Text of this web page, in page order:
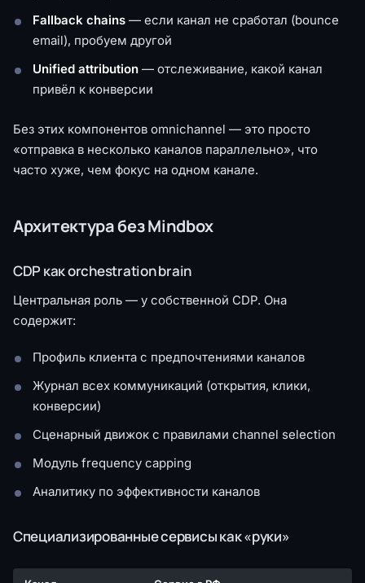
Fallback chains — если канал не сработал (bounce
email), пробуем другой
Unified attribution — отслеживание, какой канал
привёл к конверсии
Без этих компонентов omnichannel — это просто
«отправка в несколько каналов параллельно», что
часто хуже, чем фокус на одном канале.
Архитектура без Mindbox
CDP как orchestration brain
Центральная роль — у собственной CDP. Она
содержит:
Профиль клиента с предпочтениями каналов
Журнал всех коммуникаций (открытия, клики,
конверсии)
Сценарный движок с правилами channel selection
Модуль frequency capping
Аналитику по эффективности каналов
Специализированные сервисы как «руки»